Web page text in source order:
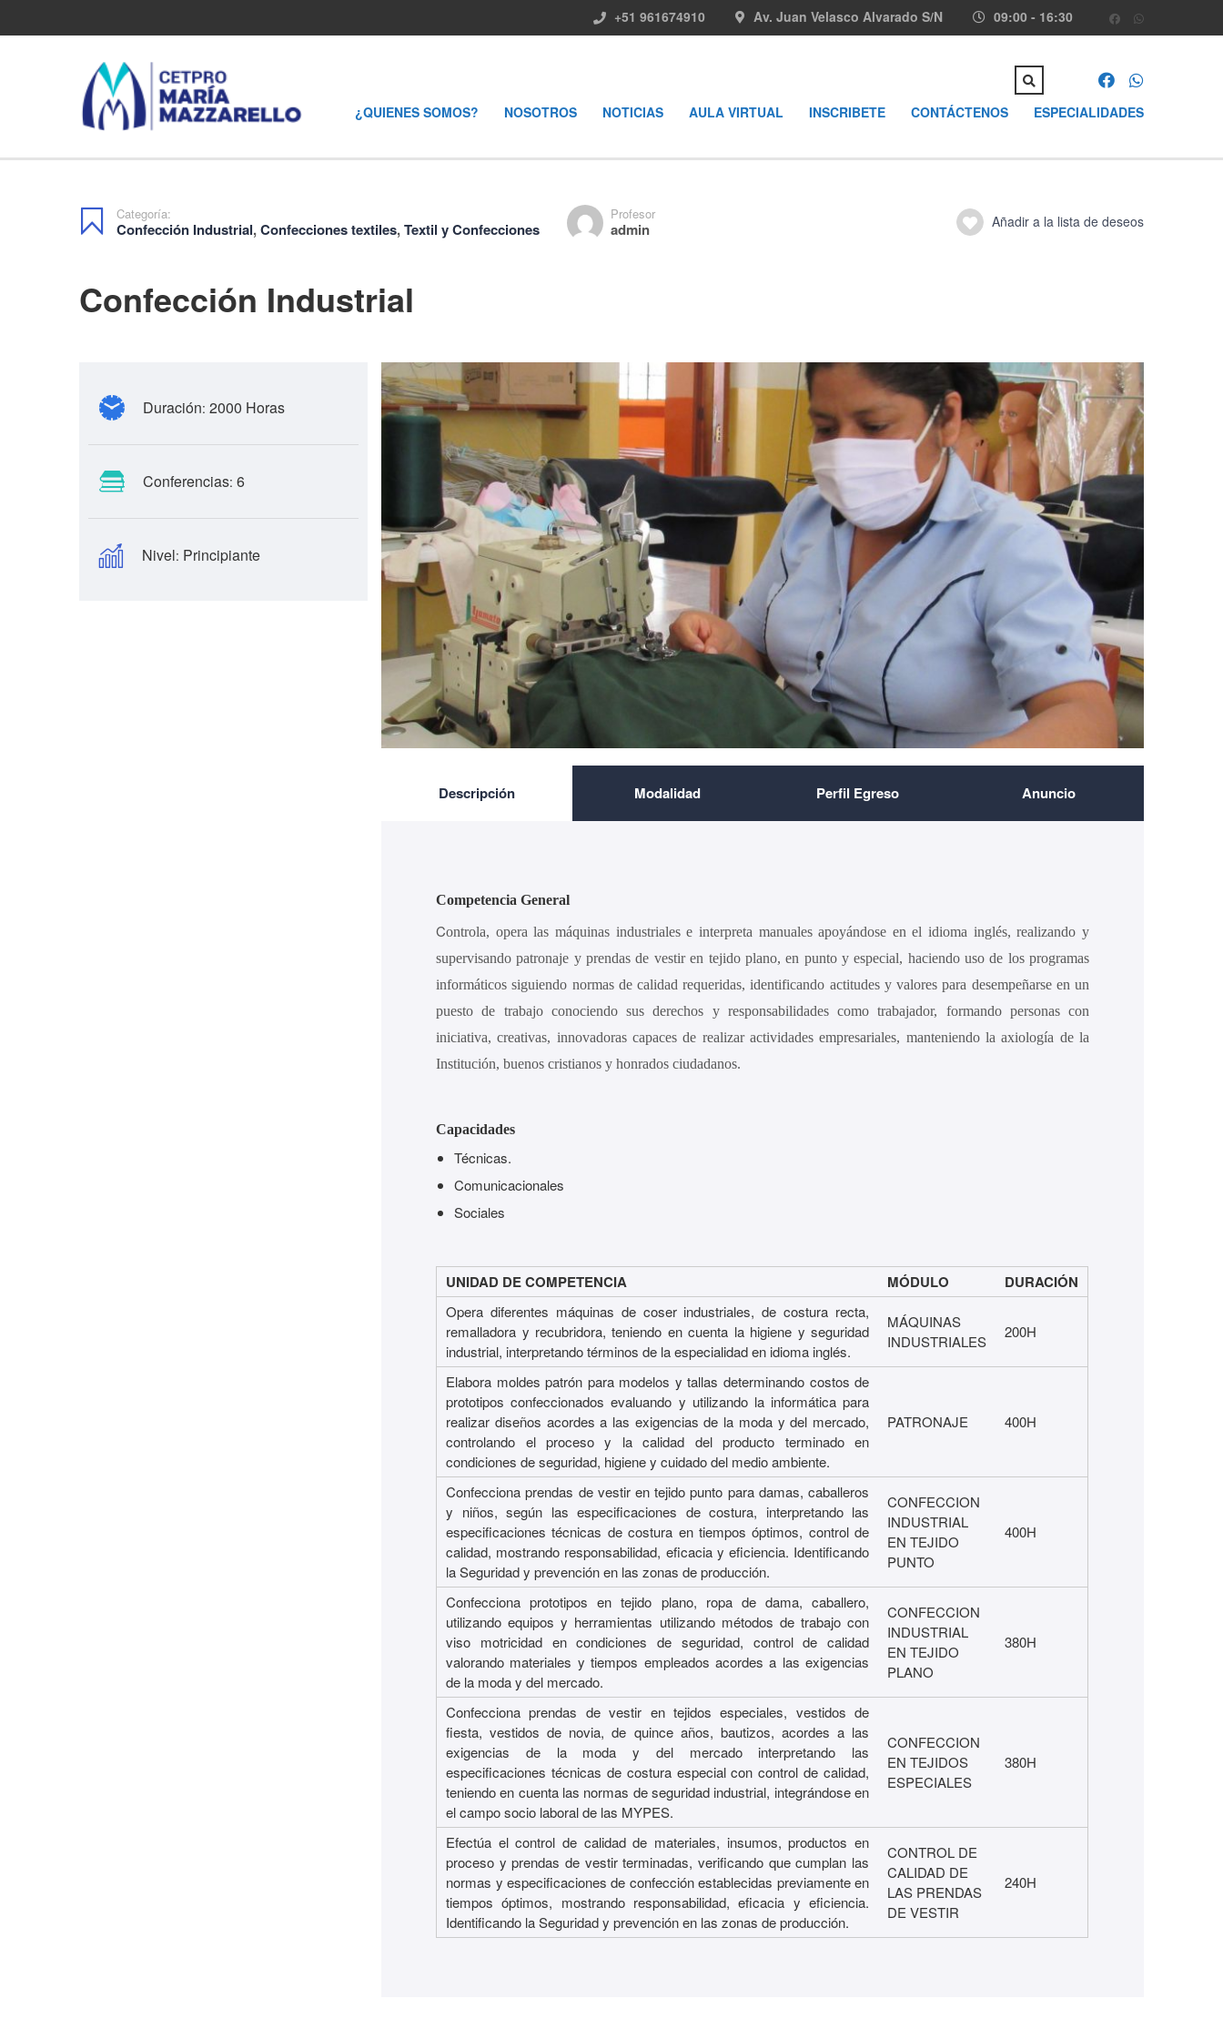
09:00 - 16:30
Av. Juan Velasco Alvarado S/N
+51 961674910
¿QUIENES SOMOS? NOSOTROS NOTICIAS AULA VIRTUAL INSCRIBETE CONTÁCTENOS ESPECIALIDADES
Categoría:
Confección Industrial,Confecciones textiles,Textil y Confecciones
Profesor
admin Añadir a la lista de deseos
Confección Industrial
Duración: 2000 Horas
Conferencias: 6
Nivel: Principiante
Descripción Modalidad Perfil Egreso Anuncio
Competencia General
Controla, opera las máquinas industriales e interpreta manuales apoyándose en el idioma inglés, realizando y
supervisando patronaje y prendas de vestir en tejido plano, en punto y especial, haciendo uso de los programas
informáticos siguiendo normas de calidad requeridas, identificando actitudes y valores para desempeñarse en un
puesto de trabajo conociendo sus derechos y responsabilidades como trabajador, formando personas con
iniciativa, creativas, innovadoras capaces de realizar actividades empresariales, manteniendo la axiología de la
Institución, buenos cristianos y honrados ciudadanos.
Capacidades
Técnicas.
Comunicacionales
Sociales
UNIDAD DE COMPETENCIA MÓDULO DURACIÓN
Opera diferentes máquinas de coser industriales, de costura recta,
remalladora y recubridora, teniendo en cuenta la higiene y seguridad
industrial, interpretando términos de la especialidad en idioma inglés.
MÁQUINAS
INDUSTRIALES
200H
Elabora moldes patrón para modelos y tallas determinando costos de
prototipos confeccionados evaluando y utilizando la informática para
realizar diseños acordes a las exigencias de la moda y del mercado,
controlando el proceso y la calidad del producto terminado en
condiciones de seguridad, higiene y cuidado del medio ambiente.
PATRONAJE 400H
Confecciona prendas de vestir en tejido punto para damas, caballeros
y niños, según las especificaciones de costura, interpretando las
especificaciones técnicas de costura en tiempos óptimos, control de
calidad, mostrando responsabilidad, eficacia y eficiencia. Identificando
la Seguridad y prevención en las zonas de producción.
CONFECCION
INDUSTRIAL
EN TEJIDO
PUNTO
400H
Confecciona prototipos en tejido plano, ropa de dama, caballero,
utilizando equipos y herramientas utilizando métodos de trabajo con
viso motricidad en condiciones de seguridad, control de calidad
valorando materiales y tiempos empleados acordes a las exigencias
de la moda y del mercado.
CONFECCION
INDUSTRIAL
EN TEJIDO
PLANO
380H
Confecciona prendas de vestir en tejidos especiales, vestidos de
fiesta, vestidos de novia, de quince años, bautizos, acordes a las
exigencias de la moda y del mercado interpretando las
especificaciones técnicas de costura especial con control de calidad,
teniendo en cuenta las normas de seguridad industrial, integrándose en
el campo socio laboral de las MYPES.
CONFECCION
EN TEJIDOS
ESPECIALES
380H
Efectúa el control de calidad de materiales, insumos, productos en
proceso y prendas de vestir terminadas, verificando que cumplan las
normas y especificaciones de confección establecidas previamente en
tiempos óptimos, mostrando responsabilidad, eficacia y eficiencia.
Identificando la Seguridad y prevención en las zonas de producción.
CONTROL DE
CALIDAD DE
LAS PRENDAS
DE VESTIR
240H